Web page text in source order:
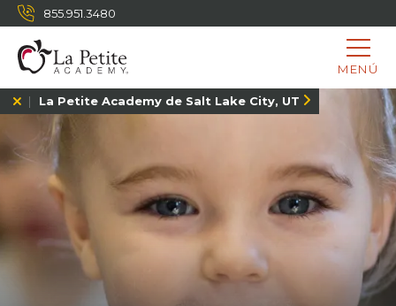
855.951.3480
MENÚ
La Petite Academy de Salt Lake City, UT